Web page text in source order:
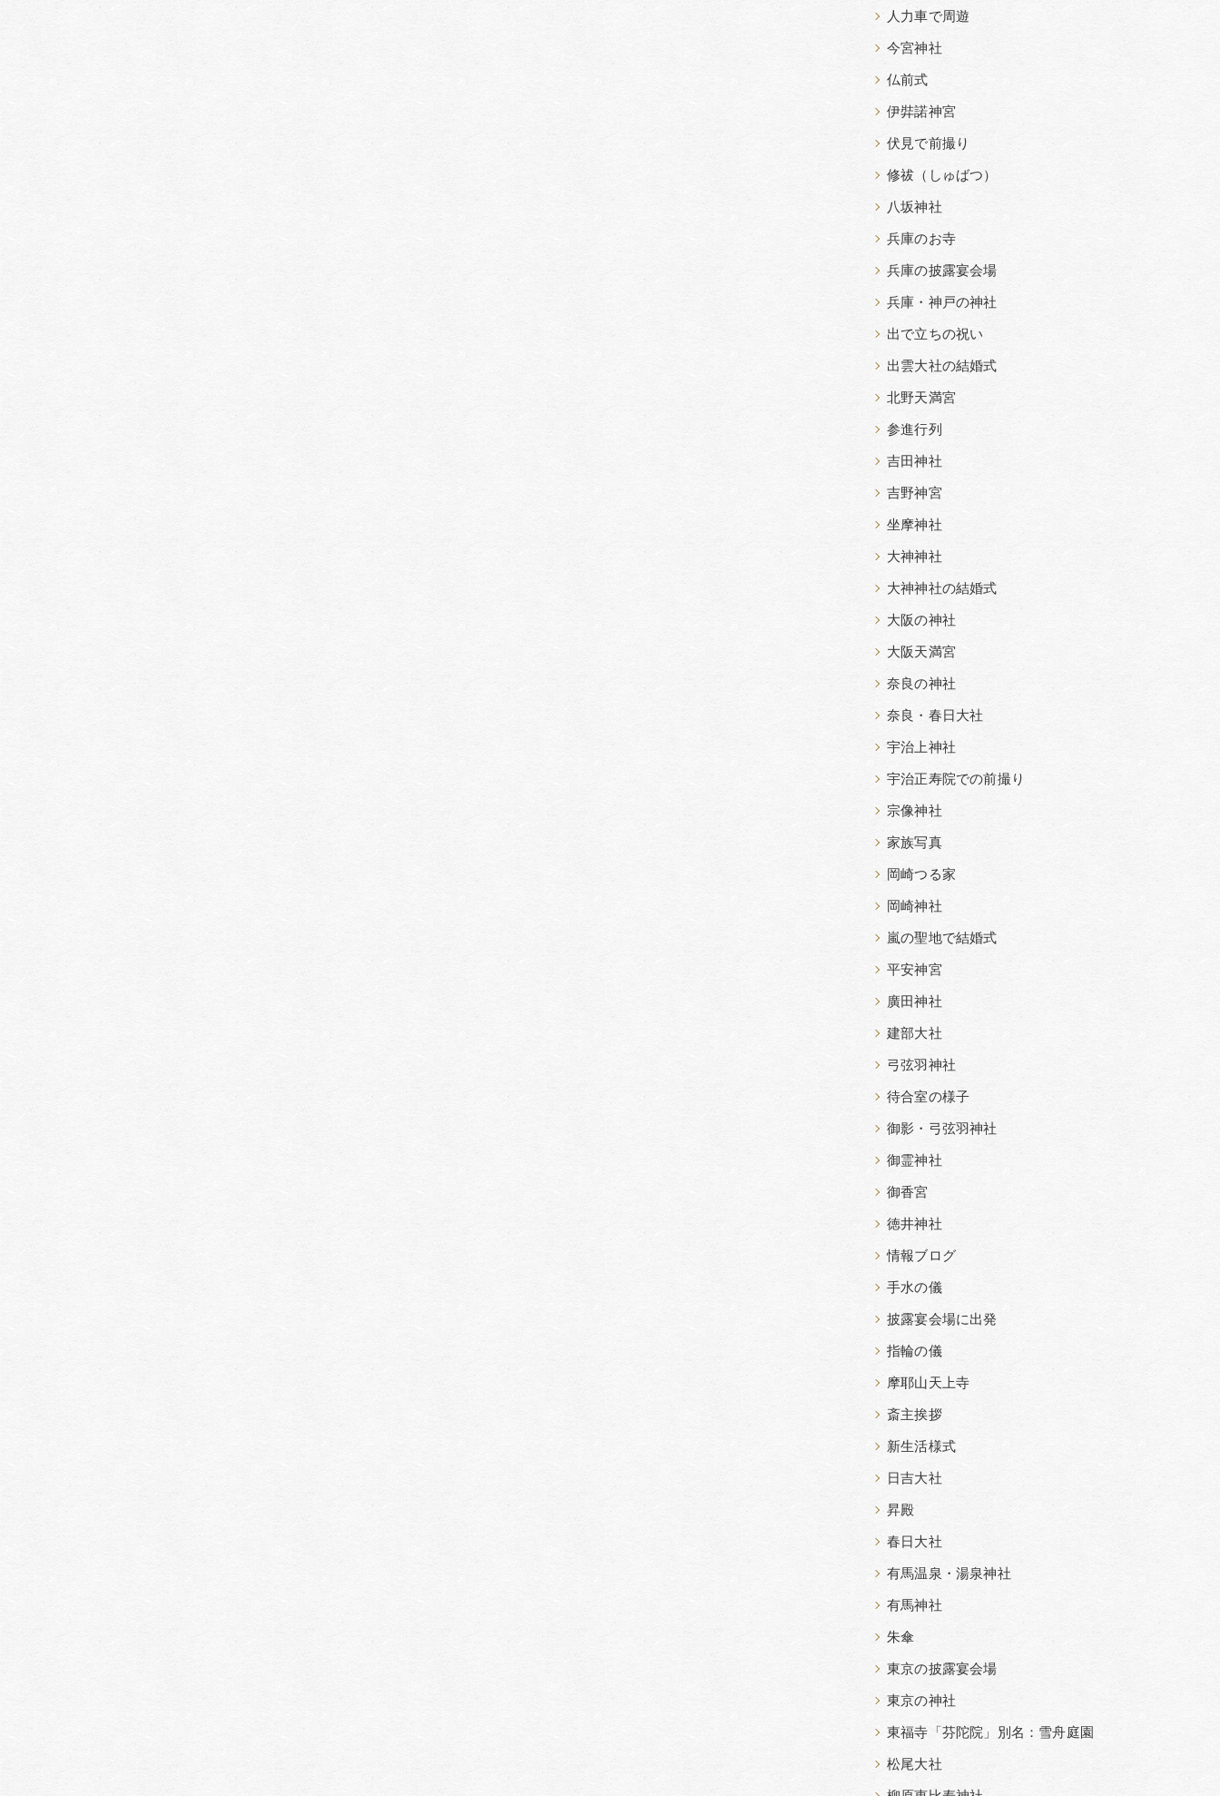
人力車で周遊
今宮神社
仏前式
伊弉諾神宮
伏見で前撮り
修祓（しゅばつ）
八坂神社
兵庫のお寺
兵庫の披露宴会場
兵庫・神戸の神社
出で立ちの祝い
出雲大社の結婚式
北野天満宮
参進行列
吉田神社
吉野神宮
坐摩神社
大神神社
大神神社の結婚式
大阪の神社
大阪天満宮
奈良の神社
奈良・春日大社
宇治上神社
宇治正寿院での前撮り
宗像神社
家族写真
岡崎つる家
岡崎神社
嵐の聖地で結婚式
平安神宮
廣田神社
建部大社
弓弦羽神社
待合室の様子
御影・弓弦羽神社
御霊神社
御香宮
徳井神社
情報ブログ
手水の儀
披露宴会場に出発
指輪の儀
摩耶山天上寺
斎主挨拶
新生活様式
日吉大社
昇殿
春日大社
有馬温泉・湯泉神社
有馬神社
朱傘
東京の披露宴会場
東京の神社
東福寺「芬陀院」別名：雪舟庭園
松尾大社